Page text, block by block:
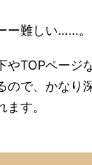
ー難しい……。
やTOPページ
ので、かなり
す。